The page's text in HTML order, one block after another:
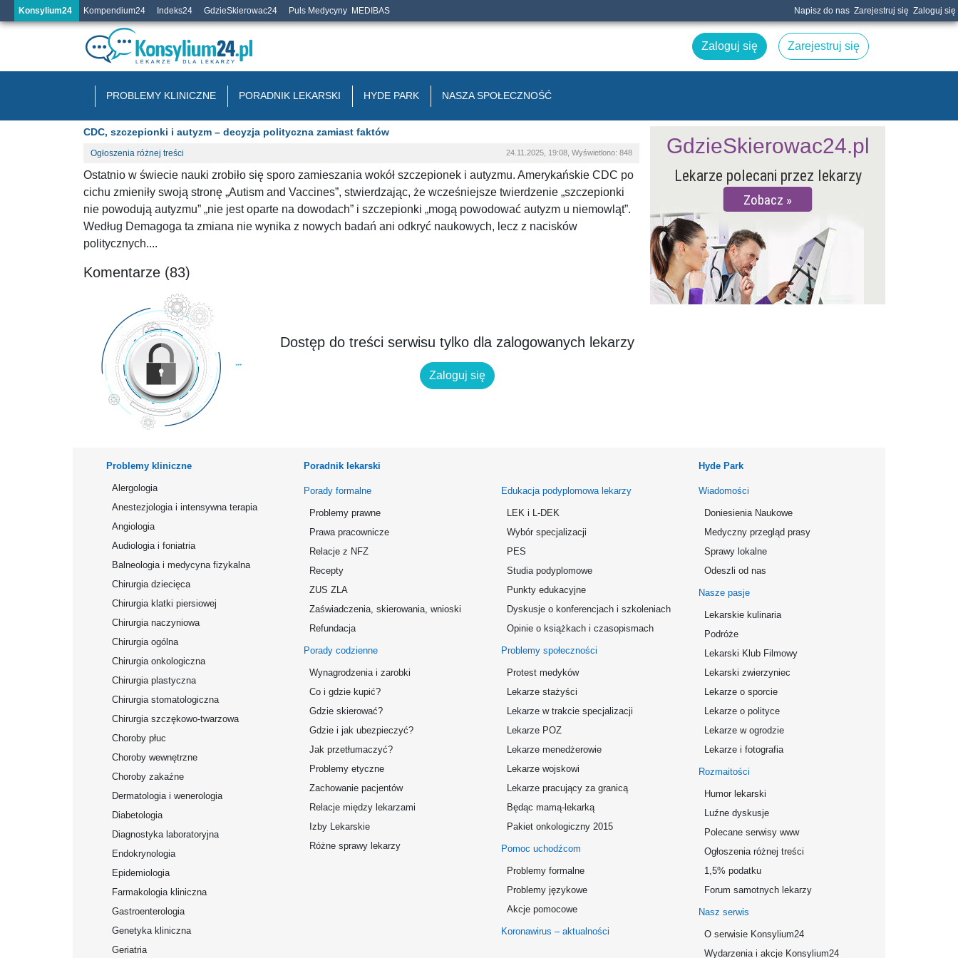
Konsylium24 Kompendium24 Indeks24 GdzieSkierowac24 Puls Medycyny MEDIBAS Napisz do nas Zarejestruj się Zaloguj się
Zaloguj się Zarejestruj się
PROBLEMY KLINICZNE PORADNIK LEKARSKI HYDE PARK NASZA SPOŁECZNOŚĆ
CDC, szczepionki i autyzm – decyzja polityczna zamiast faktów
Ogłoszenia różnej treści 24.11.2025, 19:08, Wyświetlono: 848
Ostatnio w świecie nauki zrobiło się sporo zamieszania wokół szczepionek i autyzmu. Amerykańskie CDC po
cichu zmieniły swoją stronę „Autism and Vaccines”, stwierdzając, że wcześniejsze twierdzenie „szczepionki
nie powodują autyzmu” „nie jest oparte na dowodach” i szczepionki „mogą powodować autyzm u niemowląt”.
Według Demagoga ta zmiana nie wynika z nowych badań ani odkryć naukowych, lecz z nacisków
politycznych....
Komentarze (83)
Dostęp do treści serwisu tylko dla zalogowanych lekarzy
Zaloguj się
Lekarze polecani przez lekarzy
Zobacz
GdzieSkierowac24.pl
Problemy kliniczne
Alergologia
Anestezjologia i intensywna terapia
Angiologia
Audiologia i foniatria
Balneologia i medycyna fizykalna
Chirurgia dziecięca
Chirurgia klatki piersiowej
Chirurgia naczyniowa
Chirurgia ogólna
Chirurgia onkologiczna
Chirurgia plastyczna
Chirurgia stomatologiczna
Chirurgia szczękowo-twarzowa
Choroby płuc
Choroby wewnętrzne
Choroby zakaźne
Dermatologia i wenerologia
Diabetologia
Diagnostyka laboratoryjna
Endokrynologia
Epidemiologia
Farmakologia kliniczna
Gastroenterologia
Genetyka kliniczna
Geriatria
Poradnik lekarski
Porady formalne
Problemy prawne
Prawa pracownicze
Relacje z NFZ
Recepty
ZUS ZLA
Zaświadczenia, skierowania, wnioski
Refundacja
Porady codzienne
Wynagrodzenia i zarobki
Co i gdzie kupić?
Gdzie skierować?
Gdzie i jak ubezpieczyć?
Jak przetłumaczyć?
Problemy etyczne
Zachowanie pacjentów
Relacje między lekarzami
Izby Lekarskie
Różne sprawy lekarzy
Edukacja podyplomowa lekarzy
LEK i L-DEK
Wybór specjalizacji
PES
Studia podyplomowe
Punkty edukacyjne
Dyskusje o konferencjach i szkoleniach
Opinie o książkach i czasopismach
Problemy społeczności
Protest medyków
Lekarze stażyści
Lekarze w trakcie specjalizacji
Lekarze POZ
Lekarze menedżerowie
Lekarze wojskowi
Lekarze pracujący za granicą
Będąc mamą-lekarką
Pakiet onkologiczny 2015
Pomoc uchodźcom
Problemy formalne
Problemy językowe
Akcje pomocowe
Koronawirus – aktualności
Hyde Park
Wiadomości
Doniesienia Naukowe
Medyczny przegląd prasy
Sprawy lokalne
Odeszli od nas
Nasze pasje
Lekarskie kulinaria
Podróże
Lekarski Klub Filmowy
Lekarski zwierzyniec
Lekarze o sporcie
Lekarze o polityce
Lekarze w ogrodzie
Lekarze i fotografia
Rozmaitości
Humor lekarski
Luźne dyskusje
Polecane serwisy www
Ogłoszenia różnej treści
1,5% podatku
Forum samotnych lekarzy
Nasz serwis
O serwisie Konsylium24
Wydarzenia i akcje Konsylium24